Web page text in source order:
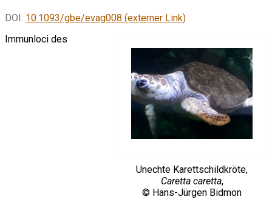
DOI: 10.1093/gbe/evag008 (externer Link)
Unechte Karettschildkröte,
Caretta caretta,
© Hans-Jürgen Bidmon
Immunloci des